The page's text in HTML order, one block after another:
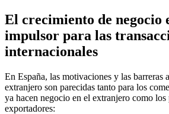
El crecimiento de negocio
impulsor para las
internacionales
En España, las motivaciones y las barreras
extranjero son parecidas tanto para los
ya hacen negocio en el extranjero como
exportadores: